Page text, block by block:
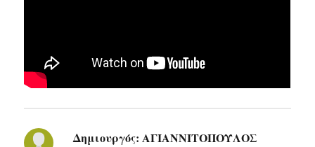
Δημιουργός: ΑΓΙΑΝΝΙΤΟΠΟΥΛΟΣ